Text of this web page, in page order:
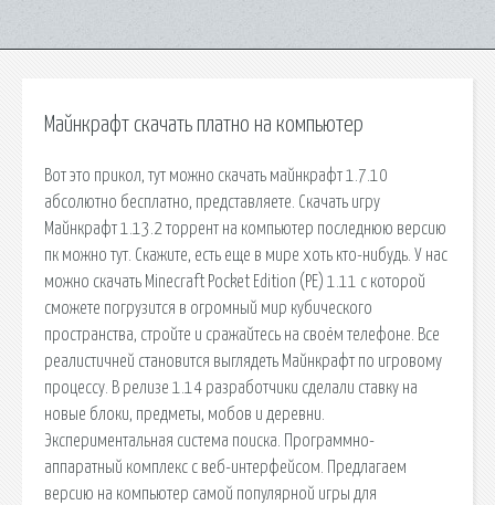
Майнкрафт скачать платно на компьютер
Вот это прикол, тут можно скачать майнкрафт 1.7.10
абсолютно бесплатно, представляете. Скачать игру
Майнкрафт 1.13.2 торрент на компьютер последнюю версию
пк можно тут. Скажите, есть еще в мире хоть кто-нибудь. У нас
можно скачать Minecraft Pocket Edition (PE) 1.11 с которой
сможете погрузится в огромный мир кубического
пространства, стройте и сражайтесь на своём телефоне. Все
реалистичней становится выглядеть Майнкрафт по игровому
процессу. В релизе 1.14 разработчики сделали ставку на
новые блоки, предметы, мобов и деревни.
Экспериментальная система поиска. Программно-
аппаратный комплекс с веб-интерфейсом. Предлагаем
версию на компьютер самой популярной игры для